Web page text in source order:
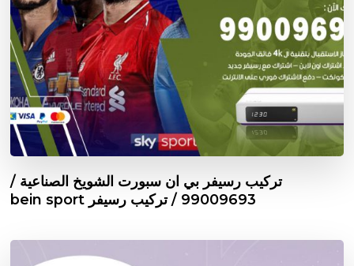
تركيب رسيفر بي ان سبورت الشويخ الصناعية /
99009693 / تركيب رسيفر bein sport